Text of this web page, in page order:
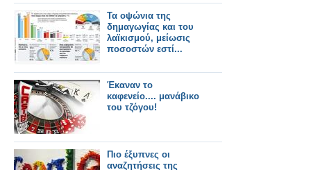
Τα οψώνια της
δημαγωγίας και του
λαϊκισμού, μείωσις
ποσοστών εστί...
Έκαναν το
καφενείο.... μανάβικο
του τζόγου!
Πιο έξυπνες οι
αναζητήσεις της